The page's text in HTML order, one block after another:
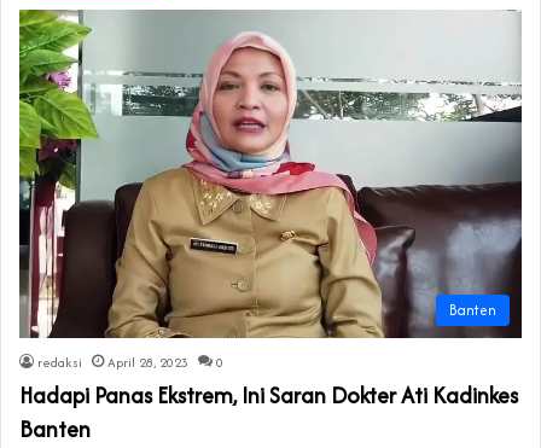
Banten
redaksi April 28, 2023 0
Hadapi Panas Ekstrem, Ini Saran Dokter Ati Kadinkes
Banten